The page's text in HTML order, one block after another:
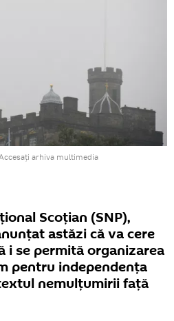
Accesați arhiva multimedia
Scoţian (SNP),
astăzi că va cere
i se permită organizarea
pentru independenţa
nemulțumirii față